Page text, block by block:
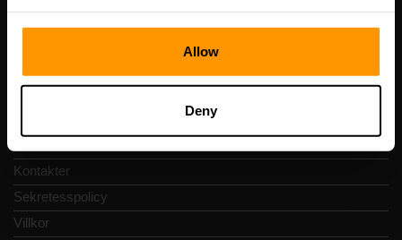
Allow
Deny
Kontakter
Sekretesspolicy
Villkor